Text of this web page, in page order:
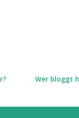
Wer bloggt